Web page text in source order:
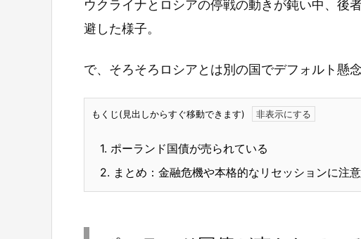
ウクライナとロシアの停戦の動きが鈍い中、後
避した様子。
で、そろそろロシアとは別の国でデフォルト懸
もくじ(見出しからすぐ移動できます)
1. ポーランド国債が売られている
2. まとめ：金融危機や本格的なリセッションに注意